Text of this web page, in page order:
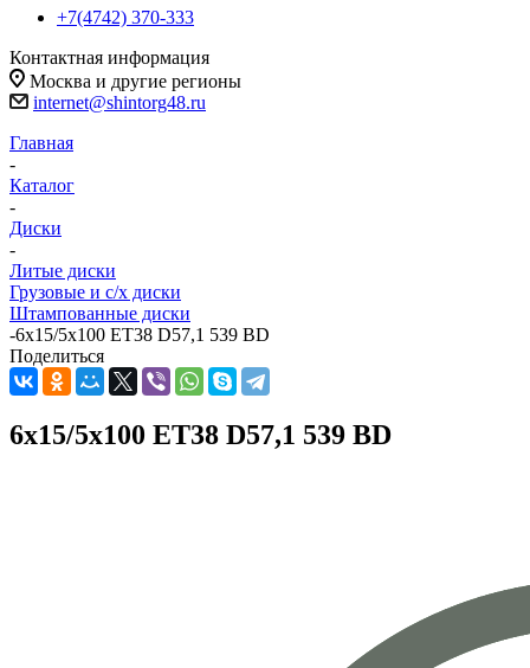
+7(4742) 370-333
Контактная информация
Москва и другие регионы
internet@shintorg48.ru
Главная
-
Каталог
-
Диски
-
Литые диски
Грузовые и с/х диски
Штампованные диски
-6x15/5x100 ET38 D57,1 539 BD
Поделиться
6x15/5x100 ET38 D57,1 539 BD